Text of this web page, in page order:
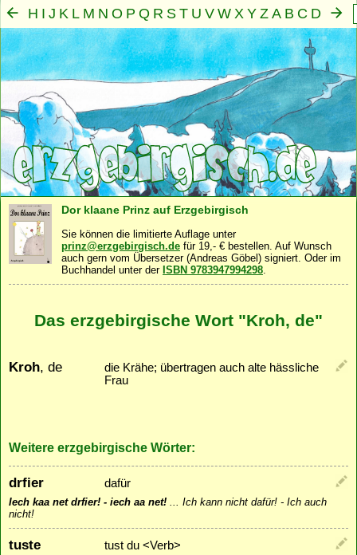
H I J K L M N O P Q R S T U V W X Y Z A B C D
E F G
Mensch·Seele·Geist·Familie·Gemeinschaft·
Dor klaane Prinz auf Erzgebirgisch
Sie können die limitierte Auflage unter
prinz@erzgebirgisch.de für 19,- € bestellen. Auf Wunsch
auch gern vom Übersetzer (Andreas Göbel) signiert. Oder im
Buchhandel unter der ISBN 9783947994298.
Das erzgebirgische Wort "Kroh, de"
Kroh, de
die Krähe; übertragen auch alte hässliche
Frau
Weitere erzgebirgische Wörter:
drfier dafür
Iech kaa net drfier! - iech aa net! ... Ich kann nicht dafür! - Ich auch
nicht!
tuste tust du <Verb>